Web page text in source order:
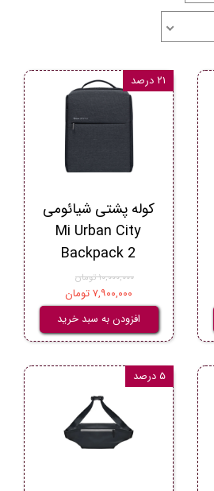
کوله پشتی شیائومی
Mi Urban City
Backpack 2
۱۰,۰۰۰,۰۰۰ تومان
۷,۹۰۰,۰۰۰ تومان
افزودن به سبد خرید
۲۱ درصد
۵ درصد